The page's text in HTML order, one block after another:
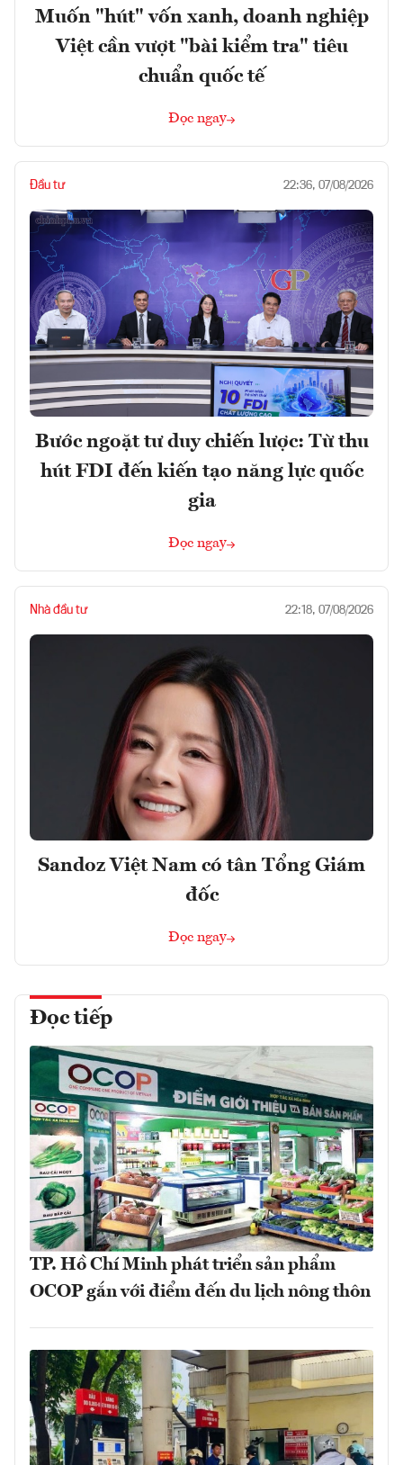
Muốn "hút" vốn xanh, doanh nghiệp
Việt cần vượt "bài kiểm tra" tiêu
chuẩn quốc tế
Đọc ngay
Đầu tư 22:36, 07/08/2026
Bước ngoặt tư duy chiến lược: Từ thu
hút FDI đến kiến tạo năng lực quốc
gia
Đọc ngay
Nhà đầu tư 22:18, 07/08/2026
Sandoz Việt Nam có tân Tổng Giám
đốc
Đọc ngay
Đọc tiếp
TP. Hồ Chí Minh phát triển sản phẩm
OCOP gắn với điểm đến du lịch nông thôn